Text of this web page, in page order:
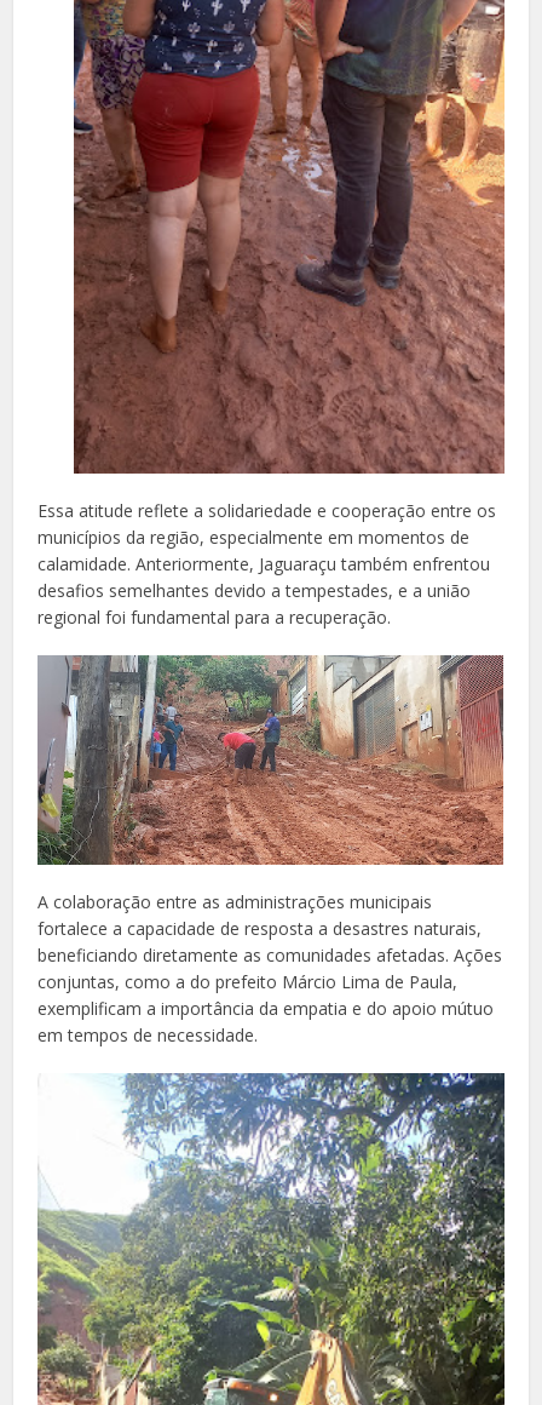
Essa atitude reflete a solidariedade e cooperação entre os
municípios da região, especialmente em momentos de
calamidade. Anteriormente, Jaguaraçu também enfrentou
desafios semelhantes devido a tempestades, e a união
regional foi fundamental para a recuperação.
A colaboração entre as administrações municipais
fortalece a capacidade de resposta a desastres naturais,
beneficiando diretamente as comunidades afetadas. Ações
conjuntas, como a do prefeito Márcio Lima de Paula,
exemplificam a importância da empatia e do apoio mútuo
em tempos de necessidade.